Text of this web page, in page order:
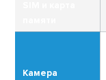
Камера